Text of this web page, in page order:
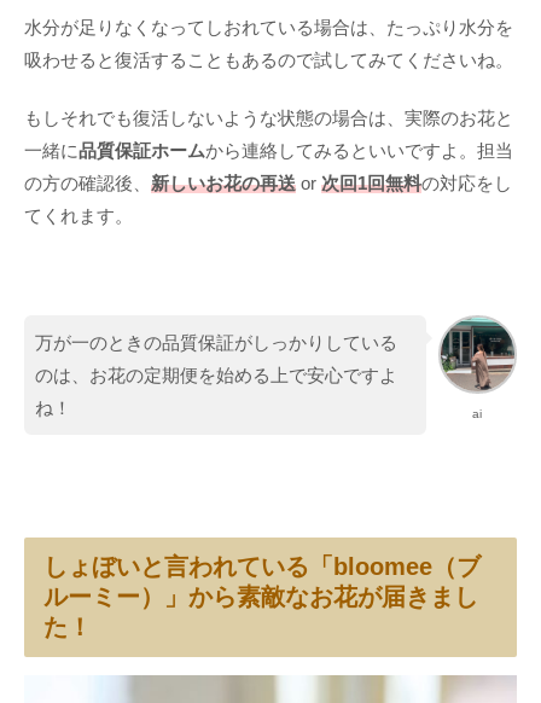
水分が足りなくなってしおれている場合は、たっぷり水分を
吸わせると復活することもあるので試してみてくださいね。
もしそれでも復活しないような状態の場合は、実際のお花と
一緒に品質保証ホームから連絡してみるといいですよ。担当
の方の確認後、 新しいお花の再送 or 次回1回無料の対応をし
てくれます。
ai
万が一のときの品質保証がしっかりしている
のは、お花の定期便を始める上で安心ですよ
ね！
しょぼいと言われている「bloomee（ブ
ルーミー）」から素敵なお花が届きまし
た！